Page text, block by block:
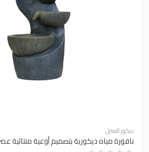
ديكور المنزل
نافورة مياه ديكورية بتصميم أوعية متتالية